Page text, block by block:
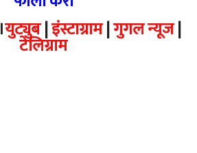
युट्युब|इंस्टाग्राम|गुगल न्यूज|
टेलिग्राम